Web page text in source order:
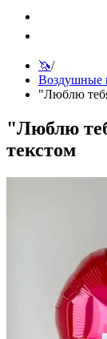
🦄/
Воздушные
"Люблю
"Люблю
текстом